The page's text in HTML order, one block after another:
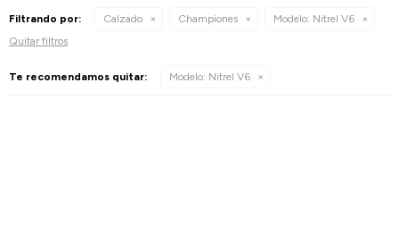
Filtrando por: Calzado Championes Modelo: Nitrel V6
Quitar filtros
Te recomendamos quitar: Modelo: Nitrel V6